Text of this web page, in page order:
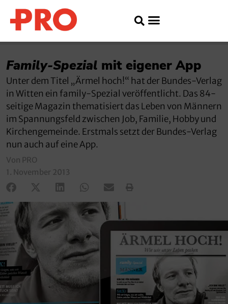
Family-Spezial mit eigener App
Unter dem Titel „Ärmel hoch!“ hat der Bundes-Verlag
in Witten ein family-Spezial veröffentlicht. Das 84-
seitige Magazin thematisiert das Leben von Männern
im Spannungsfeld zwischen Job, Familie, Hobby und
Kirchengemeinde. Erstmals setzt der Bundes-Verlag
nun auch auf eine App.
Von PRO
1. November 2013